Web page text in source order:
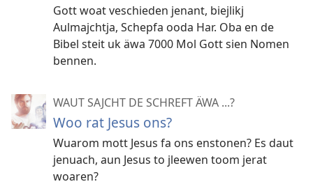
Gott woat veschieden jenant, biejlikj
Aulmajchtja, Schepfa ooda Har. Oba en de
Bibel steit uk äwa 7000 Mol Gott sien Nomen
bennen.
WAUT SAJCHT DE SCHREFT ÄWA ...?
Woo rat Jesus ons?
Wuarom mott Jesus fa ons enstonen? Es daut
jenuach, aun Jesus to jleewen toom jerat
woaren?